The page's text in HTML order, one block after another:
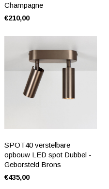
Champagne
€210,00
SPOT40 verstelbare
opbouw LED spot Dubbel -
Geborsteld Brons
€435,00